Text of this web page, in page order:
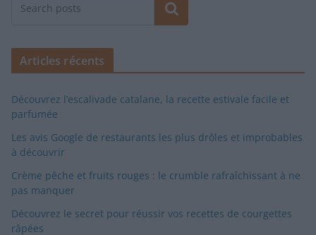
Rechercher
Articles récents
Découvrez l’escalivade catalane, la recette estivale facile et
parfumée
Les avis Google de restaurants les plus drôles et improbables
à découvrir
Crème pêche et fruits rouges : le crumble rafraîchissant à ne
pas manquer
Découvrez le secret pour réussir vos recettes de courgettes
râpées